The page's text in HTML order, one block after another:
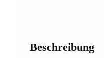
Beschreibung